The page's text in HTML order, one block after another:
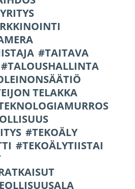
TAITAVA
TALOUSHALLINTA
TELAKKA
TEKOÄLY
TEKOÄLYTIISTAI